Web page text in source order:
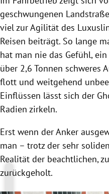
geschwungenen
viel zur Agilität des
Reisen beiträgt. So lange
hat man nie das Gefühl,
über 2,6 Tonnen schweres
flott und weitgehend
Einflüssen lässt sich der
Radien zirkeln.
Erst wenn der Anker
man – trotz der sehr
Realität der beachtlichen,
zurückgeholt.